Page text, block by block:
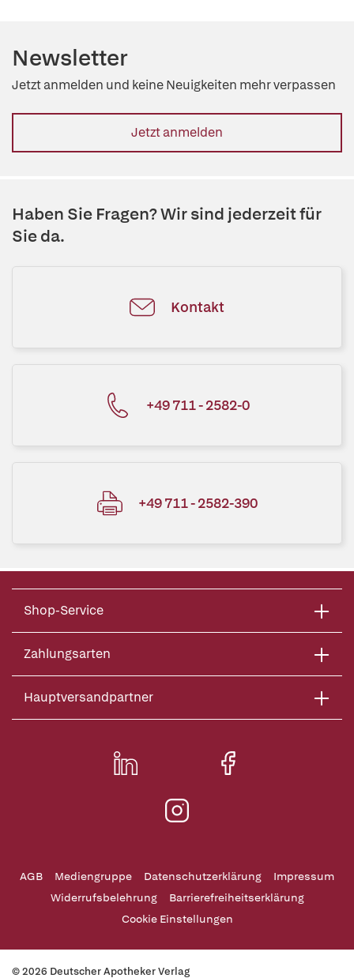
Newsletter
Jetzt anmelden und keine Neuigkeiten mehr verpassen
Jetzt anmelden
Haben Sie Fragen? Wir sind jederzeit für
Sie da.
Kontakt
+49 711 - 2582-0
+49 711 - 2582-390
Shop-Service
Zahlungsarten
Hauptversandpartner
AGB Mediengruppe Datenschutzerklärung
Impressum
Widerrufsbelehrung
Barrierefreiheitserklärung
Cookie Einstellungen
© 2026 Deutscher Apotheker Verlag